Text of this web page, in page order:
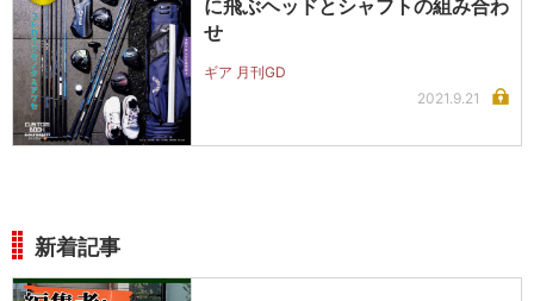
に飛ぶヘッドとシャフトの組み合わ
せ
ギア 月刊GD
2021.9.21
新着記事